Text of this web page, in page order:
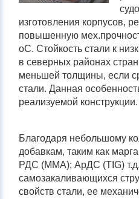
изготовления корпусов,
повышенную
оС. Стойкость стали к
в северных районах
меньшей толщины, если
стали. Данная
реализуемой конструкции.
Благодаря небольшому
добавкам, таким как
РДС (ММА); АрДС (TIG) т.д.
самозакаливающихся
свойств стали, ее